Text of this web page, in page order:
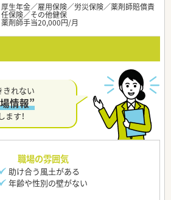
厚生年金／雇用保険／労災保険／薬剤師賠償責
任保険／その他健保
薬剤師手当20,000円/月
きれない
情報”
ます！
職場の雰囲気
助け合う風土がある
年齢や性別の壁がない